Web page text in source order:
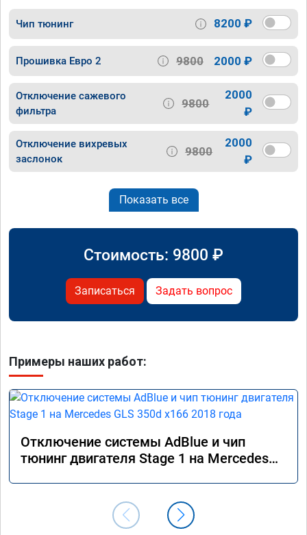
Чип тюнинг 8200 ₽
Прошивка Евро 2 9800 2000 ₽
Отключение сажевого
фильтра
9800
2000
₽
Отключение вихревых
заслонок
9800
2000
₽
Показать все
Стоимость: 9800 ₽
Записаться Задать вопрос
Примеры наших работ:
Отключение системы AdBlue и чип
тюнинг двигателя Stage 1 на Mercedes